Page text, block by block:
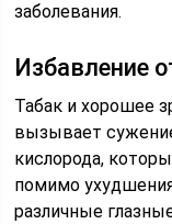
заболевания.
Избавление
Табак и хорошее
вызывает
кислорода,
помимо
различные